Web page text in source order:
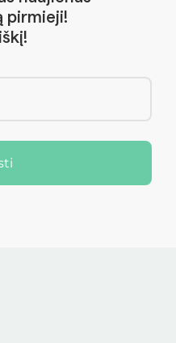
pirmieji!